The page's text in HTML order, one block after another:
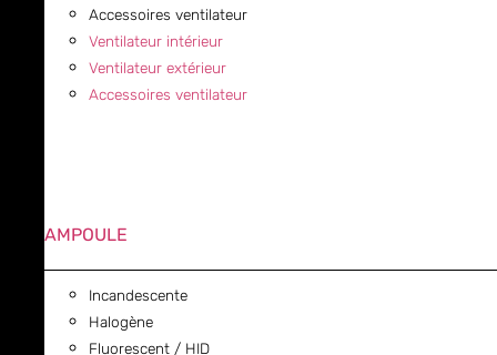
Accessoires ventilateur
Ventilateur intérieur
Ventilateur extérieur
Accessoires ventilateur
AMPOULE
Incandescente
Halogène
Fluorescent / HID